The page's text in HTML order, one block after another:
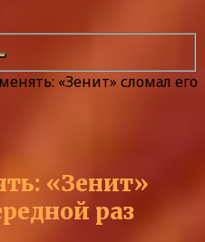
«Зенит» сломал его
«Зенит»
раз